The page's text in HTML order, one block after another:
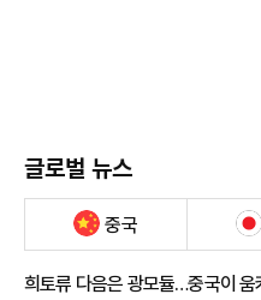
글로벌 뉴스
중국
희토류 다음은 광모듈…중국이 움